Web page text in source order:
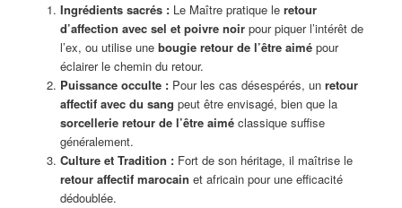
Ingrédients sacrés :Le Maître pratique le retour
d’affection avec sel et poivre noirpour piquer l’intérêt de
l’ex, ou utilise une bougie retour de l’être aimépour
éclairer le chemin du retour.
Puissance occulte :Pour les cas désespérés, un retour
affectif avec du sang peut être envisagé, bien que la
sorcellerie retour de l’être aiméclassique suffise
généralement.
Culture et Tradition :Fort de son héritage, il maîtrise le
retour affectif marocain et africain pour une efficacité
dédoublée.